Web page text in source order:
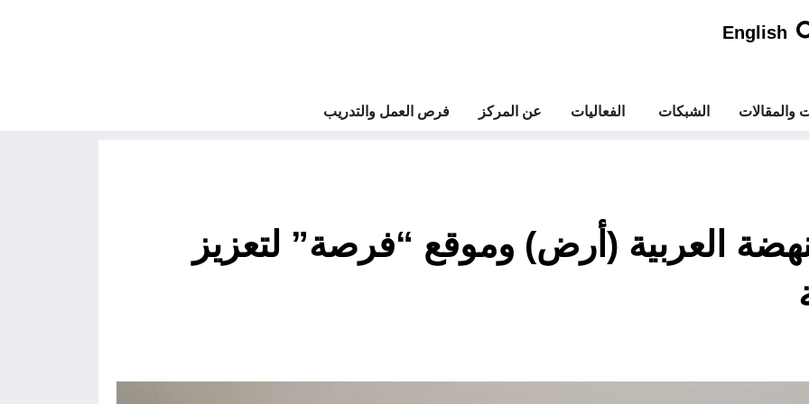
English
والمقالات الشبكات الفعاليات عن المركز فرص العمل والتدريب
العربية (أرض) وموقع “فرصة” لتعزيز